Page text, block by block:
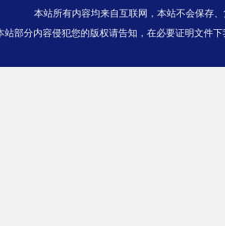
本站所有内容均来自互联网，本站不会保存
站部分内容侵犯您的版权请告知，在必要证明文件